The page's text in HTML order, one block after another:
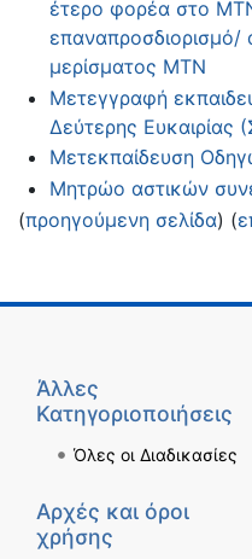
έτερο φορέα στο
μερίσματος ΜΤΝ
Μετεγγραφή
Δεύτερης Ευκαιρίας
Μετεκπαίδευση
Μητρώο αστικών
(προηγούμενη σελίδα) (
Άλλες
Κατηγοριοποιήσεις
Όλες οι Διαδικασίες
Αρχές και όροι
χρήσης